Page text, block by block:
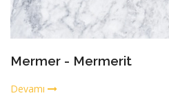
Mermer - Mermerit
Devamı